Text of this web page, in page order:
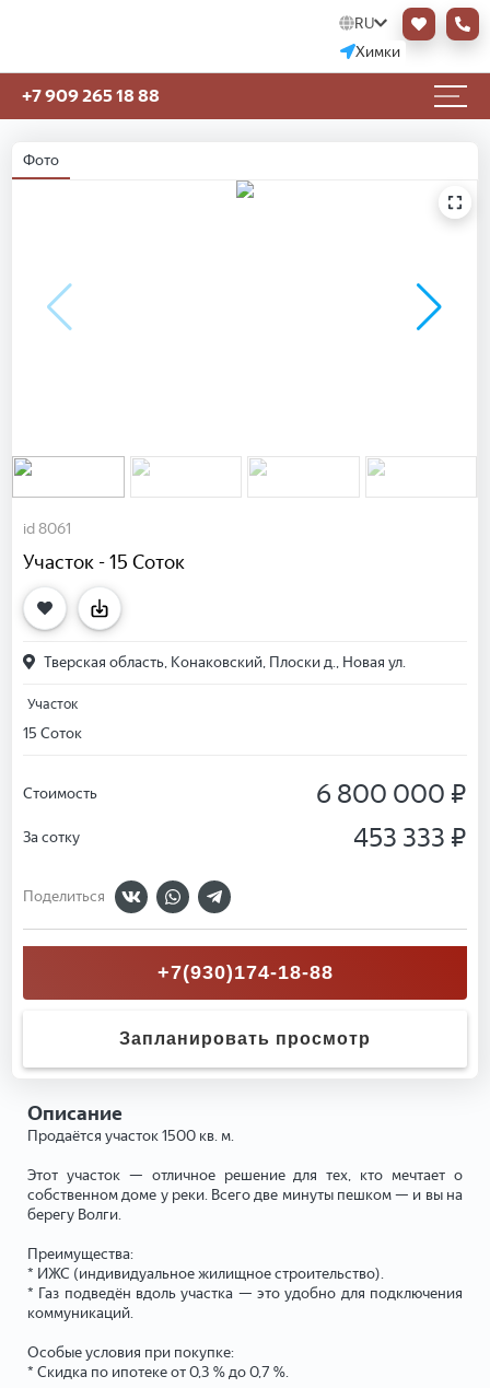
RU
Химки
+7 909 265 18 88
Фото
id 8061
Участок - 15 Соток
Тверская область, Конаковский, Плоски д., Новая ул.
Участок
15 Соток
Стоимость 6 800 000 ₽
За сотку 453 333 ₽
Поделиться
+7(930)174-18-88
Запланировать просмотр
Описание
Продаётся участок 1500 кв. м.
Этот участок — отличное решение для тех, кто мечтает о
собственном доме у реки. Всего две минуты пешком — и вы на
берегу Волги.
Преимущества:
* ИЖС (индивидуальное жилищное строительство).
* Газ подведён вдоль участка — это удобно для подключения
коммуникаций.
Особые условия при покупке:
* Скидка по ипотеке от 0,3 % до 0,7 %.